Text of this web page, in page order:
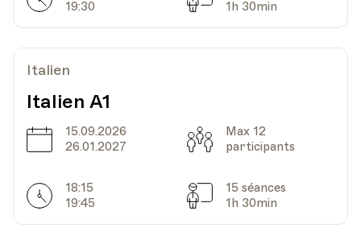
UPL - Université populaire de Lausanne -
Date01.11.2023
UPL - Université populaire de Lausanne -
19:30
1h 30min
Italien
Italien A1
Date
15.09.2026
26.01.2027
Capacité
Max 12
participants
Horarires
18:15
19:45
Séances
15 séances
1h 30min